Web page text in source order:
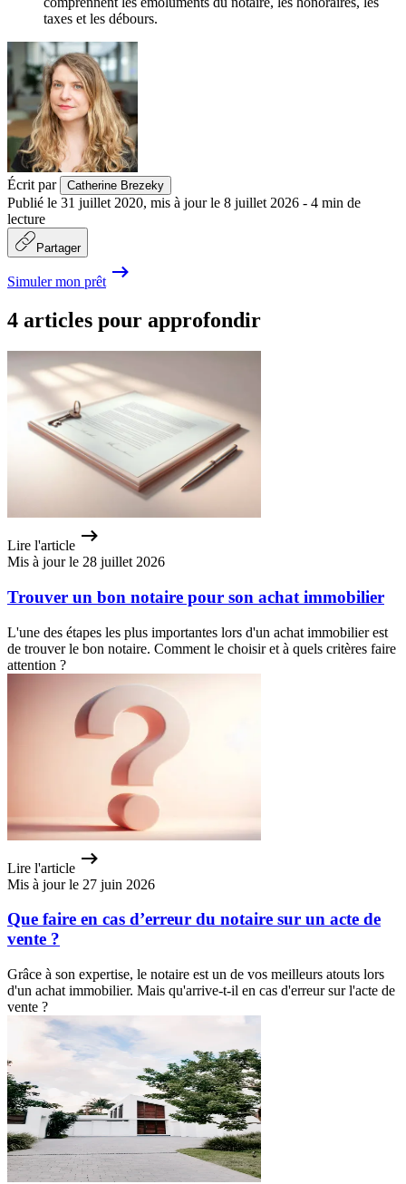
taxes et les débours.
Écrit par Catherine Brezeky
Publié le 31 juillet 2020, mis à jour le 8 juillet 2026 - 4 min de
lecture
Partager
Simuler mon prêt
4 articles pour approfondir
Lire l'article
Mis à jour le 28 juillet 2026
Trouver un bon notaire pour son achat immobilier
L'une des étapes les plus importantes lors d'un achat immobilier est
de trouver le bon notaire. Comment le choisir et à quels critères faire
attention ?
Lire l'article
Mis à jour le 27 juin 2026
Que faire en cas d’erreur du notaire sur un acte de
vente ?
Grâce à son expertise, le notaire est un de vos meilleurs atouts lors
d'un achat immobilier. Mais qu'arrive-t-il en cas d'erreur sur l'acte de
vente ?